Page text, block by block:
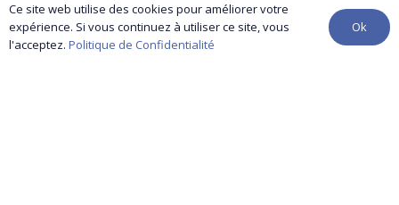
Ce site web utilise des cookies pour améliorer votre
expérience. Si vous continuez à utiliser ce site, vous
l'acceptez. Politique de Confidentialité
Ok